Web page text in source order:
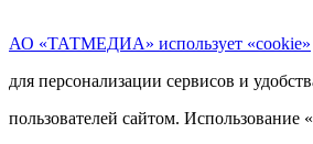
АО «ТАТМЕДИА» использует «cookie»
для персонализации сервисов и
пользователей сайтом. Использование